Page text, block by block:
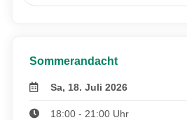
Sommerandacht
Sa, 18. Juli 2026
18:00 - 21:00 Uhr